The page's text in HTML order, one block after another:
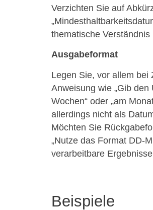
Verzichten Sie auf
thematische
Ausgabeformat
Legen Sie, vor allem bei
Anweisung wie „Gib
Wochen“ oder „am
allerdings nicht als
Möchten Sie
„Nutze das Format DD-
verarbeitbare
Beispiele